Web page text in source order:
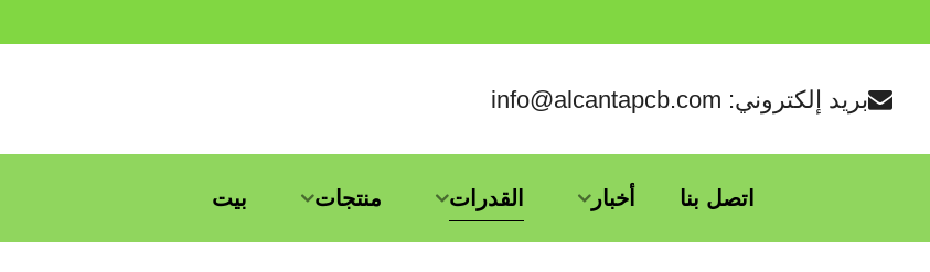
بريد إلكتروني: info@alcantapcb.com
بيت منتجات القدرات أخبار اتصل بنا